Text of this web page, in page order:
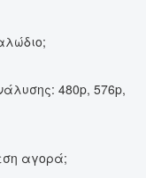
480p, 576p,
αγορά;